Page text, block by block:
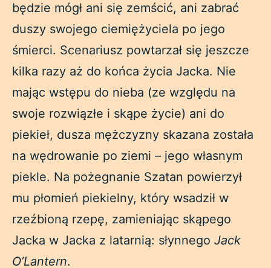
będzie mógł ani się zemścić, ani zabrać
duszy swojego ciemiężyciela po jego
śmierci. Scenariusz powtarzał się jeszcze
kilka razy aż do końca życia Jacka. Nie
mając wstępu do nieba (ze względu na
swoje rozwiązłe i skąpe życie) ani do
piekieł, dusza mężczyzny skazana została
na wędrowanie po ziemi – jego własnym
piekle. Na pożegnanie Szatan powierzył
mu płomień piekielny, który wsadził w
rzeźbioną rzepę, zamieniając skąpego
Jacka w Jacka z latarnią: słynnego Jack
O’Lantern.